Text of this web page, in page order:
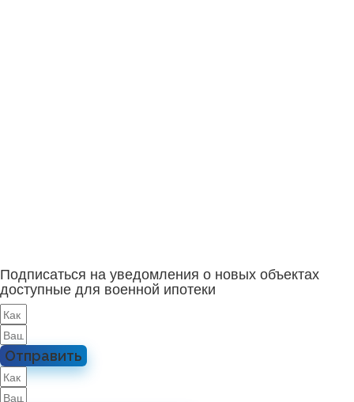
Подписаться на уведомления о новых объектах
доступные для военной ипотеки
Отправить